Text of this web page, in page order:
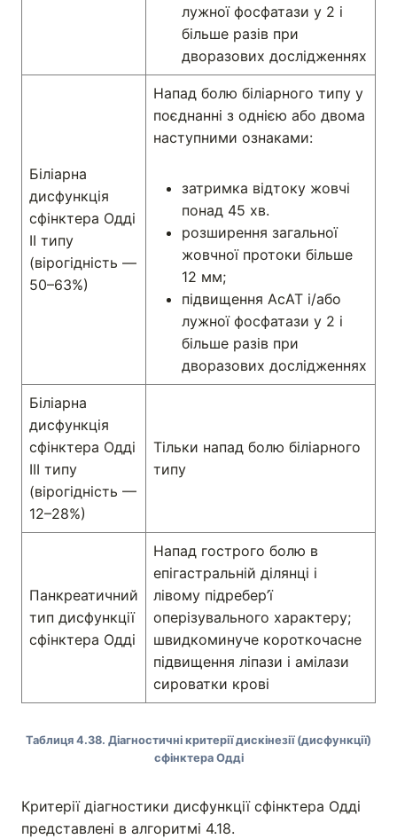
лужної фосфатази у 2 і
більше разів при
дворазових дослідженнях
Біліарна
дисфункція
сфінктера Одді
ІІ типу
(вірогідність —
50–63%)
Напад болю біліарного типу у
поєднанні з однією або двома
наступними ознаками:
затримка відтоку жовчі
понад 45 хв.
розширення загальної
жовчної протоки більше
12 мм;
підвищення АсАТ і/або
лужної фосфатази у 2 і
більше разів при
дворазових дослідженнях
Біліарна
дисфункція
сфінктера Одді
ІІІ типу
(вірогідність —
12–28%)
Тільки напад болю біліарного
типу
Панкреатичний
тип дисфункції
сфінктера Одді
Напад гострого болю в
епігастральній ділянці і
лівому підребер’ї
оперізувального характеру;
швидкоминуче короткочасне
підвищення ліпази і амілази
сироватки крові
Таблиця 4.38. Діагностичні критерії дискінезії (дисфункції)
сфінктера Одді
Критерії діагностики дисфункції сфінктера Одді
представлені в алгоритмі 4.18.